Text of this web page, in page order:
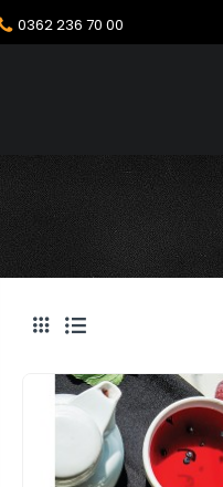
0362 236 70 00